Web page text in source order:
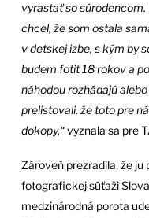
vyrastať so
chcel, že som ostala
v detskej izbe, s kým by
budem fotiť 18 rokov a
náhodou rozhádajú
prelistovali, že toto pre
dokopy,“vyznala sa pre
Zároveň prezradila, že
fotografickej súťaži
medzinárodná porota